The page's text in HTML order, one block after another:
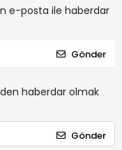
e-posta ile haberdar
Gönder
haberdar olmak
Gönder